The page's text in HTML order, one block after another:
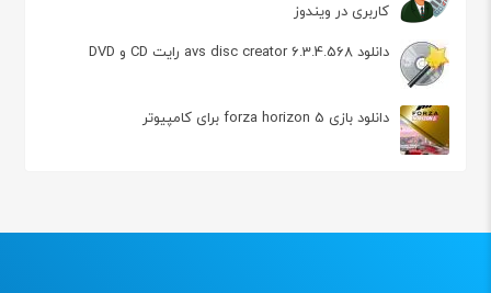
کاربری در ویندوز
دانلود avs disc creator 6.3.4.568 رایت CD و DVD
دانلود بازی forza horizon 5 برای کامپیوتر